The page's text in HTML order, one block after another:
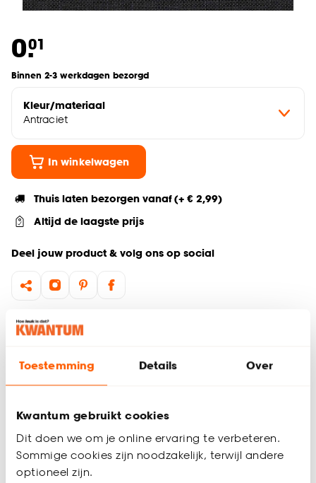
Toestemming Details Over
Kwantum gebruikt cookies
Dit doen we om je online ervaring te verbeteren.
Sommige cookies zijn noodzakelijk, terwijl andere
optioneel zijn.
0.01
Binnen 2-3 werkdagen bezorgd
Kleur/materiaal
Antraciet
In winkelwagen
Thuis laten bezorgen vanaf (+ € 2,99)
Altijd de laagste prijs
Deel jouw product & volg ons op social
Hulp nodig? Wij regelen het voor je!
Wil je zeker weten dat deze raamdecoratie bij de rest van
kleurstalen en bekijk of vergelijk eenvoudig welke
raamdecoratie jouw favoriet is. Zo ben je 100% zeker van de
juiste keuze. De kleurstalen worden binnen 2 à 3 werkdagen